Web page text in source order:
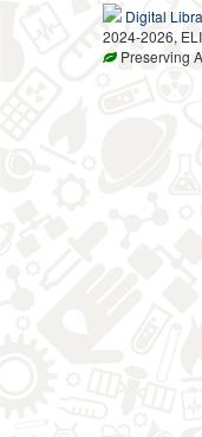
Digital
2024-2026,
Preserving